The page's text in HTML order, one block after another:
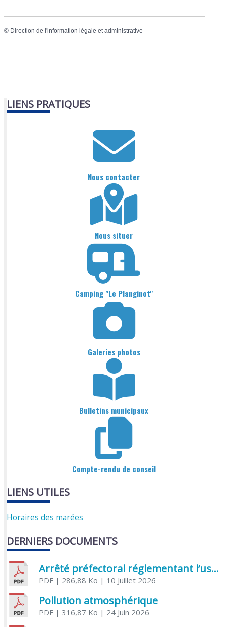
© Direction de l'information légale et administrative
LIENS PRATIQUES
Nous contacter
Nous situer
Camping "Le Planginot"
Galeries photos
Bulletins municipaux
Compte-rendu de conseil
LIENS UTILES
Horaires des marées
DERNIERS DOCUMENTS
Arrêté préfectoral réglementant l’usage de l’eau
PDF| 286,88 Ko | 10 Juillet 2026
Pollution atmosphérique
PDF| 316,87 Ko | 24 Juin 2026